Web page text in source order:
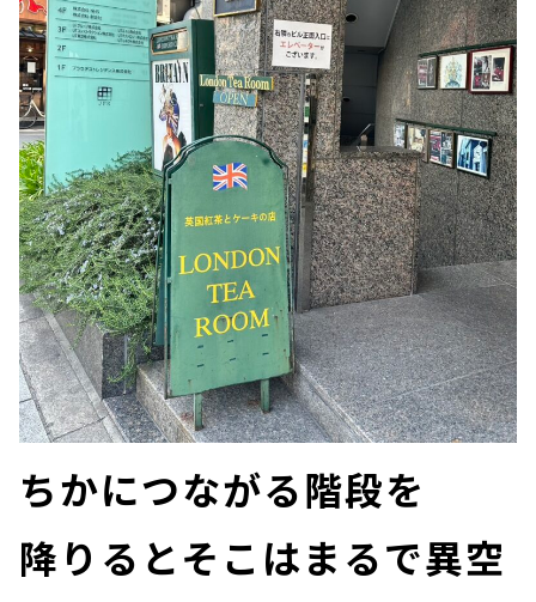
ちかにつながる階段を
降りるとそこはまるで異空